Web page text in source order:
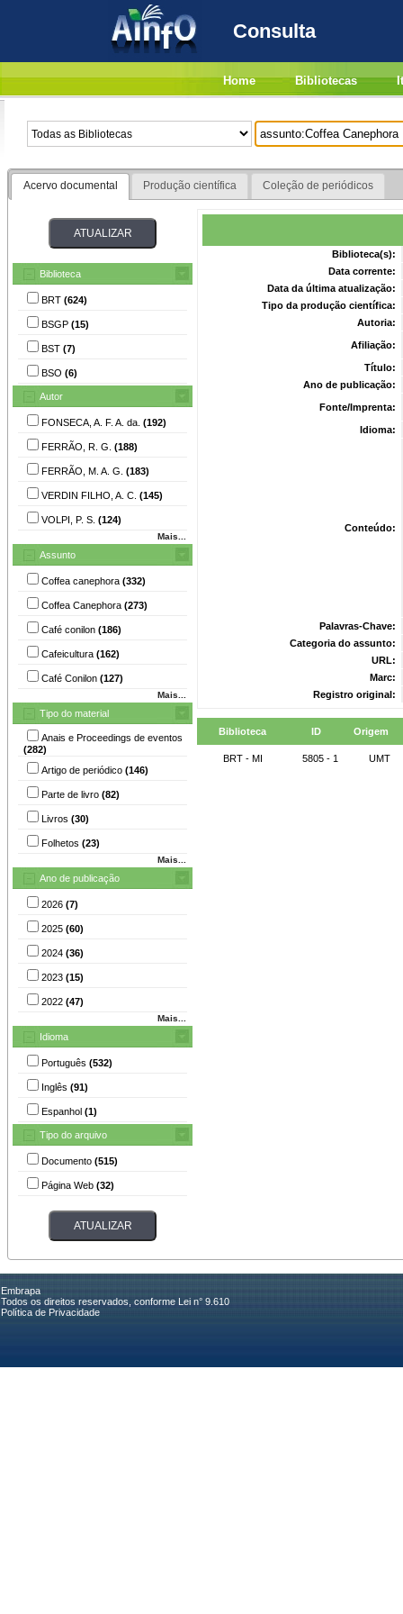
Consulta
Home Bibliotecas
Acervo documental Produção científica Coleção de periódicos
Biblioteca
BRT (624)
BSGP (15)
BST (7)
BSO (6)
Autor
FONSECA, A. F. A. da. (192)
FERRÃO, R. G. (188)
FERRÃO, M. A. G. (183)
VERDIN FILHO, A. C. (145)
VOLPI, P. S. (124)
Mais...
Assunto
Coffea canephora (332)
Coffea Canephora (273)
Café conilon (186)
Cafeicultura (162)
Café Conilon (127)
Mais...
Tipo do material
Anais e Proceedings de eventos
(282)
Artigo de periódico (146)
Parte de livro (82)
Livros (30)
Folhetos (23)
Mais...
Ano de publicação
2026 (7)
2025 (60)
2024 (36)
2023 (15)
2022 (47)
Mais...
Idioma
Português (532)
Inglês (91)
Espanhol (1)
Tipo do arquivo
Documento (515)
Página Web (32)
Biblioteca(s):
Data corrente:
Data da última atualização:
Tipo da produção científica:
Autoria:
Afiliação:
Título:
Ano de publicação:
Fonte/Imprenta:
Idioma:
Conteúdo:
Palavras-Chave:
Categoria do assunto:
URL:
Marc:
Registro original:
Biblioteca ID Origem
BRT - MI 5805 - 1 UMT
Embrapa
Todos os direitos reservados, conforme Lei n° 9.610
Política de Privacidade